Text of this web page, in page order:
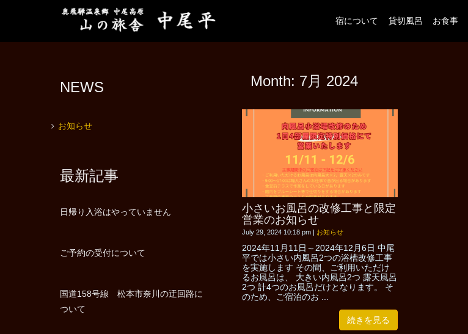
宿について 貸切風呂 お食事
Month: 7月 2024
小さいお風呂の改修工事と限定
営業のお知らせ
July 29, 2024 10:18 pm| お知らせ
2024年11月11日～2024年12月6日 中尾
平では小さい内風呂2つの浴槽改修工事
を実施します その間、ご利用いただけ
るお風呂は、 大きい内風呂2つ 露天風呂
2つ 計4つのお風呂だけとなります。 そ
のため、ご宿泊のお ...
続きを見る
NEWS
お知らせ
最新記事
日帰り入浴はやっていません
ご予約の受付について
国道158号線 松本市奈川の迂回路に
ついて